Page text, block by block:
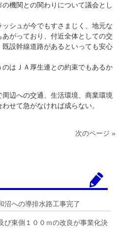
機関との関わりについて議会とし
シュが今でもすさまじく、地元な
がっており、付近全体としての交
設幹線道路があるといっても安心
はＪＡ厚生連との約束でもあるか
辺への交通、生活環境、商業環境
せて急がなければ成らない。
次のページ »
沼への導排水路工事完了
び東側１００ｍの改良が事業化決